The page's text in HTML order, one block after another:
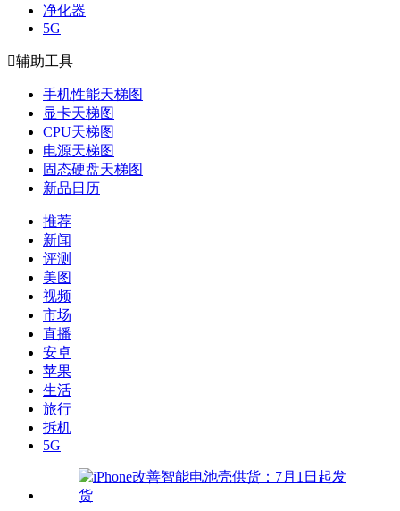
净化器
5G
辅助工具
手机性能天梯图
显卡天梯图
CPU天梯图
电源天梯图
固态硬盘天梯图
新品日历
推荐
新闻
评测
美图
视频
市场
直播
安卓
苹果
生活
旅行
拆机
5G